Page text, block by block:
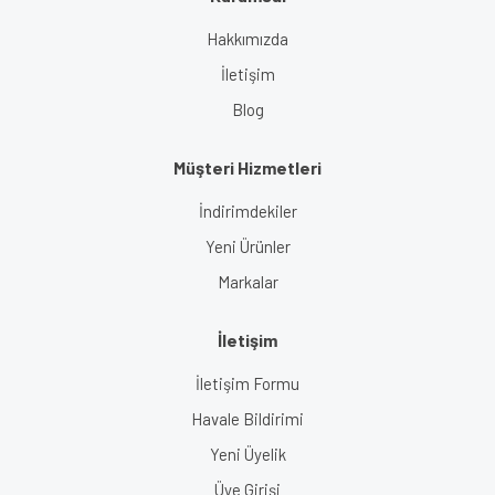
Hakkımızda
İletişim
Blog
Müşteri Hizmetleri
İndirimdekiler
Yeni Ürünler
Markalar
İletişim
İletişim Formu
Havale Bildirimi
Yeni Üyelik
Üye Girişi